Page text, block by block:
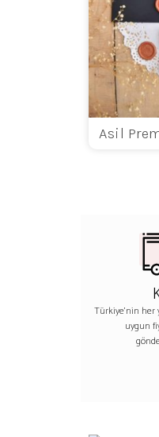
Asil
Türkiye'nin her
uygun